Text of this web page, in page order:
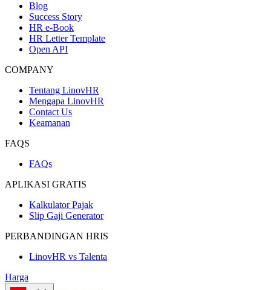
Blog
Success Story
HR e-Book
HR Letter Template
Open API
COMPANY
Tentang LinovHR
Mengapa LinovHR
Contact Us
Keamanan
FAQS
FAQs
APLIKASI GRATIS
Kalkulator Pajak
Slip Gaji Generator
PERBANDINGAN HRIS
LinovHR vs Talenta
Harga